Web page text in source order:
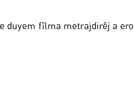
duyem fîlma metrajdirêj a